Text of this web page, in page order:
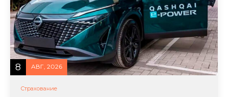
8 АВГ, 2026
Страхование